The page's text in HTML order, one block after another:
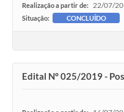
Realização a partir de: 22/07/
Situação: CONCLUÍDO
Edital N° 025/2019 -